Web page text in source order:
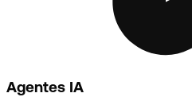
Agentes IA